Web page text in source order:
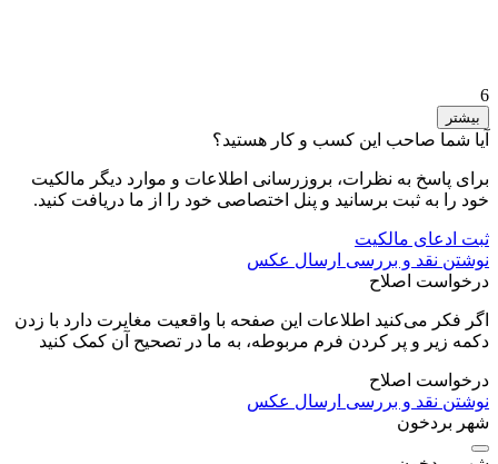
6
بیشتر
آیا شما صاحب این کسب و کار هستید؟
برای پاسخ به نظرات، بروزرسانی اطلاعات و موارد دیگر مالکیت
خود را به ثبت برسانید و پنل اختصاصی خود را از ما دریافت کنید.
ثبت ادعای مالکیت
نوشتن نقد و بررسی ارسال عکس
درخواست اصلاح
اگر فکر می‌کنید اطلاعات این صفحه با واقعیت مغایرت دارد با زدن
دکمه زیر و پر کردن فرم مربوطه، به ما در تصحیح آن کمک کنید
درخواست اصلاح
نوشتن نقد و بررسی ارسال عکس
شهر بردخون